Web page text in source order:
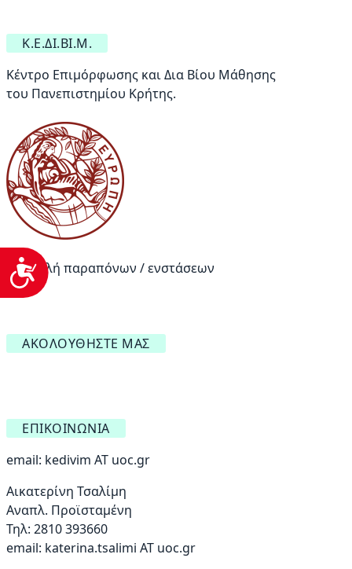
Προσιτότητα
Κ.Ε.ΔΙ.ΒΙ.Μ.
Κέντρο Επιμόρφωσης και Δια Βίου Μάθησης
του Πανεπιστημίου Κρήτης.
Υποβολή παραπόνων / ενστάσεων
ΑΚΟΛΟΥΘΉΣΤΕ ΜΑΣ
ΕΠΙΚΟΙΝΩΝΊΑ
email: kedivim AT uoc.gr
Αικατερίνη Τσαλίμη
Αναπλ. Προϊσταμένη
Τηλ: 2810 393660
email: katerina.tsalimi ΑΤ uoc.gr